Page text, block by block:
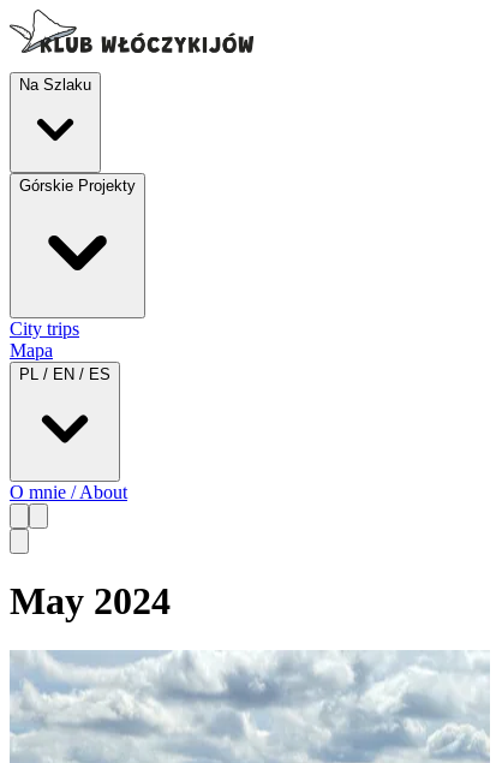
Na Szlaku
Górskie Projekty
City trips
Mapa
PL / EN / ES
O mnie / About
May 2024